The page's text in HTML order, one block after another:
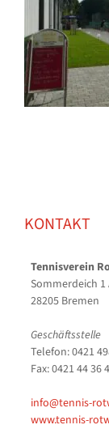
KONTAKT
Tennisverein
Sommerdeich 1
28205 Bremen
Geschäftsstelle
Telefon: 0421
Fax: 0421 44 36
info@tennis-
www.tennis-